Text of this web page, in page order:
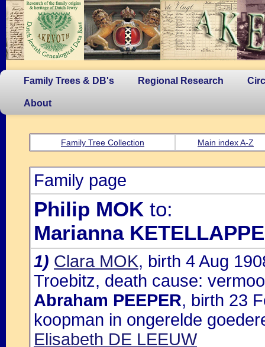
Family Trees & DB's Regional Research
About
Family Tree Collection Main index A-Z
Family page
Philip MOK to:
Marianna
1) Clara MOK, birth 4 Aug
Troebitz, death cause:
Abraham PEEPER, birth 23
koopman in ongerelde
Elisabeth DE LEEUW